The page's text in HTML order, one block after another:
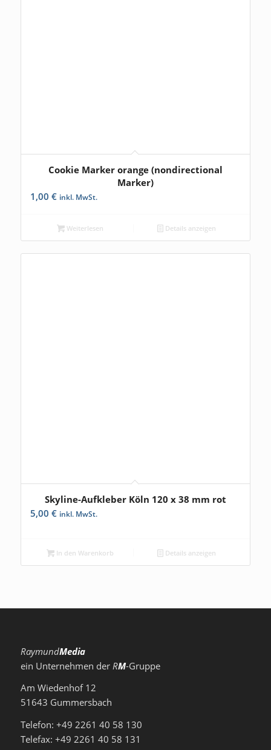
Cookie Marker orange (nondirectional
Marker)
1,00 € inkl. MwSt.
Weiterlesen Details anzeigen
Skyline-Aufkleber Köln 120 x 38 mm rot
5,00 € inkl. MwSt.
In den Warenkorb Details anzeigen
RaymundMedia
ein Unternehmen der RM-Gruppe
Am Wiedenhof 12
51643 Gummersbach
Telefon: +49 2261 40 58 130
Telefax: +49 2261 40 58 131